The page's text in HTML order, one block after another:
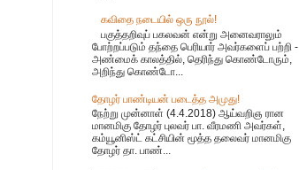
கவிதை நடையில் ஒரு நூல்!
பகுத்தறிவுப் பகலவன் என்று அனைவராலும்
போற்றப்படும் தந்தை பெரியார் அவர்களைப் பற்றி -
அண்மைக் காலத்தில், தெரிந்து கொண்டோரும்,
அறிந்து கொண்டோ...
தோழர் பாண்டியன் படைத்த அமுது!
நேற்று முன்னாள் (4.4.2018) ஆய்வறிஞ ரான
மானமிகு தோழர் புலவர் பா. வீரமணி அவர்கள்,
கம்யூனிஸ்ட் கட்சியின் மூத்த தலைவர் மானமிகு
தோழர் தா. பாண்...